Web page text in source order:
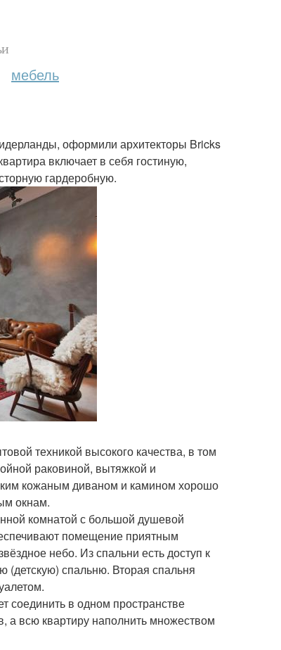
мебель
оформили архитекторы Bricks
включает в себя гостиную,
гардеробную.
техникой высокого качества, в том
раковиной, вытяжкой и
кожаным диваном и камином хорошо
окнам.
комнатой с большой душевой
помещение приятным
небо. Из спальни есть доступ к
(детскую) спальню. Вторая спальня
соединить в одном пространстве
а всю квартиру наполнить множеством